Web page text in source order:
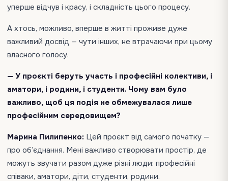
уперше відчув і красу, і складність цього процесу.
А хтось, можливо, вперше в житті проживе дуже
важливий досвід — чути інших, не втрачаючи при цьому
власного голосу.
— У проєкті беруть участь і професійні колективи, і
аматори, і родини, і студенти. Чому вам було
важливо, щоб ця подія не обмежувалася лише
професійним середовищем?
Марина Пилипенко: Цей проєкт від самого початку —
про об’єднання. Мені важливо створювати простір, де
можуть звучати разом дуже різні люди: професійні
співаки, аматори, діти, студенти, родини.